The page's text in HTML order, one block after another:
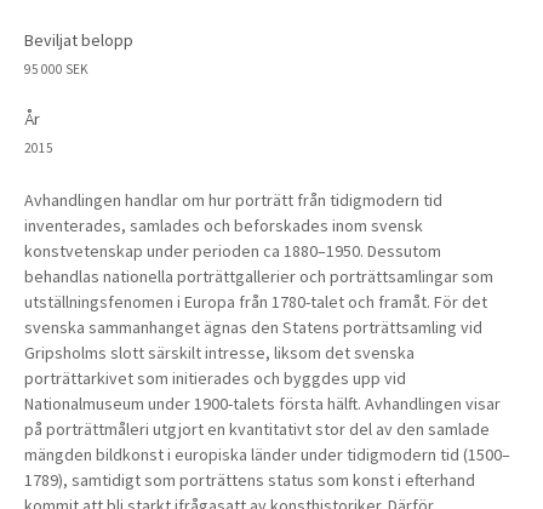
Beviljat belopp
95 000 SEK
År
2015
Avhandlingen handlar om hur porträtt från tidigmodern tid
inventerades, samlades och beforskades inom svensk
konstvetenskap under perioden ca 1880–1950. Dessutom
behandlas nationella porträttgallerier och porträttsamlingar som
utställningsfenomen i Europa från 1780-talet och framåt. För det
svenska sammanhanget ägnas den Statens porträttsamling vid
Gripsholms slott särskilt intresse, liksom det svenska
porträttarkivet som initierades och byggdes upp vid
Nationalmuseum under 1900-talets första hälft. Avhandlingen visar
på porträttmåleri utgjort en kvantitativt stor del av den samlade
mängden bildkonst i europiska länder under tidigmodern tid (1500–
1789), samtidigt som porträttens status som konst i efterhand